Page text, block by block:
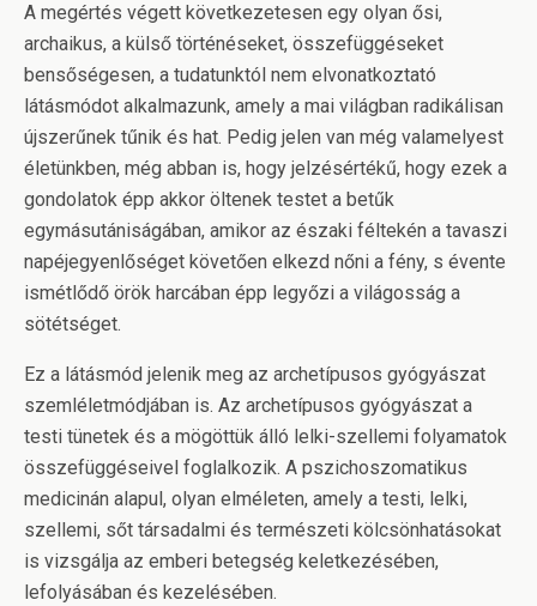
A megértés végett következetesen egy olyan ősi,
archaikus, a külső történéseket, összefüggéseket
bensőségesen, a tudatunktól nem elvonatkoztató
látásmódot alkalmazunk, amely a mai világban radikálisan
újszerűnek tűnik és hat. Pedig jelen van még valamelyest
életünkben, még abban is, hogy jelzésértékű, hogy ezek a
gondolatok épp akkor öltenek testet a betűk
egymásutániságában, amikor az északi féltekén a tavaszi
napéjegyenlőséget követően elkezd nőni a fény, s évente
ismétlődő örök harcában épp legyőzi a világosság a
sötétséget.
Ez a látásmód jelenik meg az archetípusos gyógyászat
szemléletmódjában is. Az archetípusos gyógyászat a
testi tünetek és a mögöttük álló lelki-szellemi folyamatok
összefüggéseivel foglalkozik. A pszichoszomatikus
medicinán alapul, olyan elméleten, amely a testi, lelki,
szellemi, sőt társadalmi és természeti kölcsönhatásokat
is vizsgálja az emberi betegség keletkezésében,
lefolyásában és kezelésében.